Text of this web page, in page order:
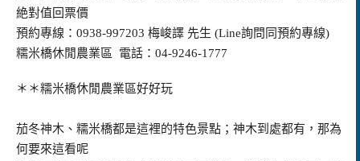
絶對值回票價
預約專線：0938-997203 梅峻譯 先生 (Line詢問同預約專線)
糯米橋休閒農業區 電話：04-9246-1777
＊＊糯米橋休閒農業區好好玩
茄冬神木、糯米橋都是這裡的特色景點；神木到處都有，那為
何要來這看呢